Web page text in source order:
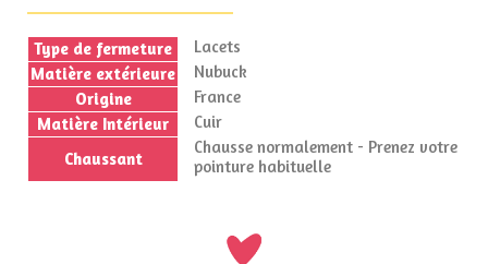
Type de fermeture
Lacets
Matière extérieure
Nubuck
Origine
France
Matière Intérieur
Cuir
Chaussant
Chausse normalement - Prenez votre
pointure habituelle